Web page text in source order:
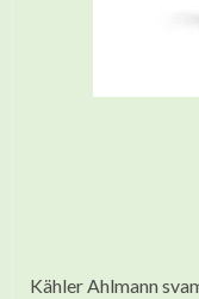
Kähler Ahlmann